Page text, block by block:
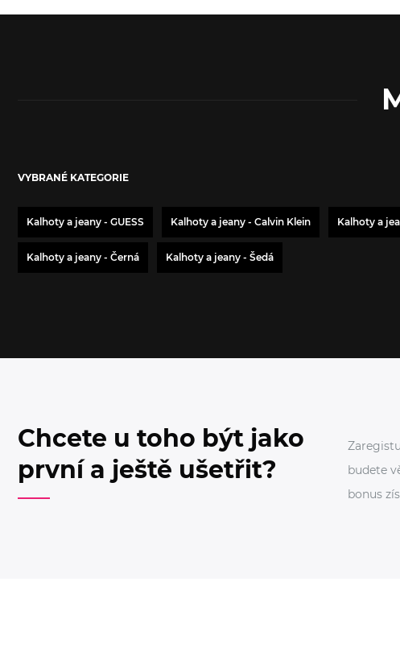
VYBRANÉ KATEGORIE
Kalhoty a jeany - GUESS Kalhoty a jeany - Calvin Klein Kalhoty a
Kalhoty a jeany - Černá Kalhoty a jeany - Šedá
Chcete u toho být jako
první a ještě ušetřit?
budete
bonus